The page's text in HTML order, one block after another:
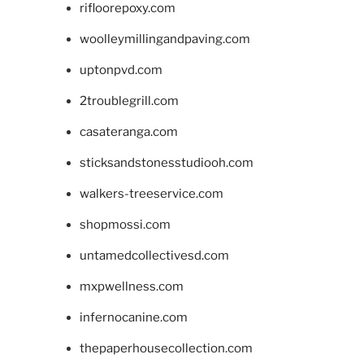
rifloorepoxy.com
woolleymillingandpaving.com
uptonpvd.com
2troublegrill.com
casateranga.com
sticksandstonesstudiooh.com
walkers-treeservice.com
shopmossi.com
untamedcollectivesd.com
mxpwellness.com
infernocanine.com
thepaperhousecollection.com